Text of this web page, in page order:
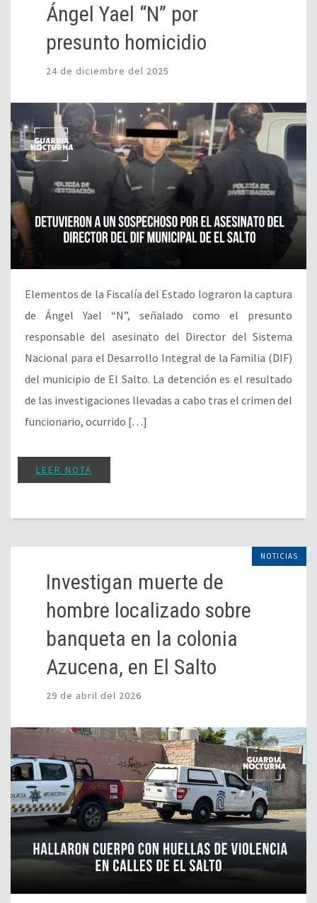
Ángel Yael “N” por
presunto homicidio
24 de diciembre del 2025
Elementos de la Fiscalía del Estado lograron la captura
de Ángel Yael “N”, señalado como el presunto
responsable del asesinato del Director del Sistema
Nacional para el Desarrollo Integral de la Familia (DIF)
del municipio de El Salto. La detención es el resultado
de las investigaciones llevadas a cabo tras el crimen del
funcionario, ocurrido […]
LEER NOTA
NOTICIAS
Investigan muerte de
hombre localizado sobre
banqueta en la colonia
Azucena, en El Salto
29 de abril del 2026